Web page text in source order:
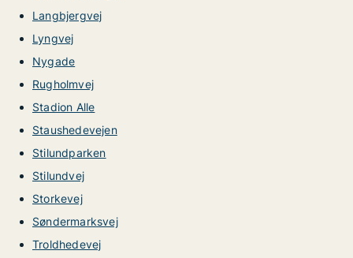
Langbjergvej
Lyngvej
Nygade
Rugholmvej
Stadion Alle
Staushedevejen
Stilundparken
Stilundvej
Storkevej
Søndermarksvej
Troldhedevej